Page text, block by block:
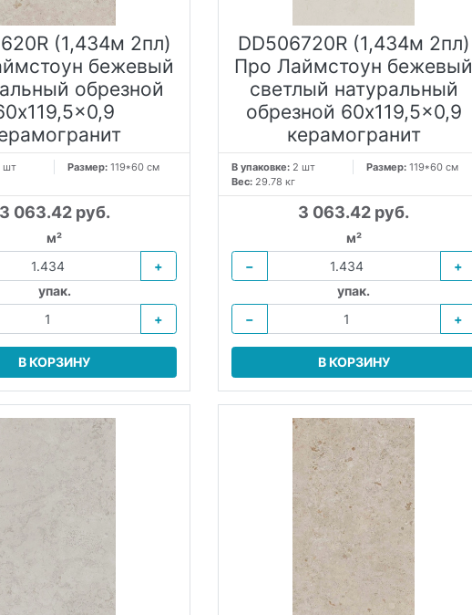
(1,434м 2пл)
бежевый
обрезной
Размер: 119*60 см
063.42 руб.
м²
+
упак.
+
В КОРЗИНУ
DD506720R (1,434м 2пл)
Про Лаймстоун бежевый
светлый натуральный
обрезной 60x119,5x0,9
керамогранит
В упаковке: 2 шт Размер:119*60 см
Вес: 29.78 кг
3 063.42 руб.
м²
−
+
упак.
−
+
В КОРЗИНУ